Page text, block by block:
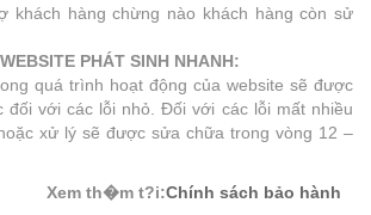
khách hàng chừng nào khách hàng còn sử
PHÁT SINH NHANH:
quá trình hoạt động của website sẽ được
đối với các lỗi nhỏ. Đối với các lỗi mất nhiều
xử lý sẽ được sửa chữa trong vòng 12 –
Xem th�m t?i:Chính sách bảo hành